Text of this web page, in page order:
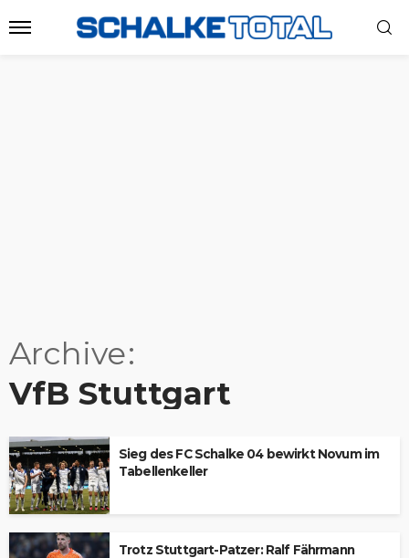
Archive
VfB Stuttgart
Sieg des FC Schalke 04 bewirkt Novum im
Tabellenkeller
Trotz Stuttgart-Patzer: Ralf Fährmann